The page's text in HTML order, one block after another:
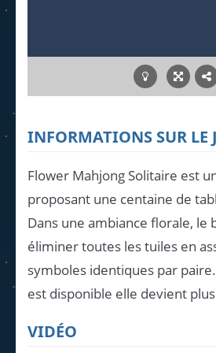
INFORMATIONS SUR LE
Flower Mahjong Solitaire est
proposant une centaine de
Dans une ambiance florale, le
éliminer toutes les tuiles en
symboles identiques par
est disponible elle devient
VIDÉO